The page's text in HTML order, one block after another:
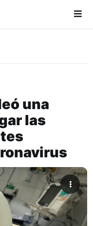
una
las